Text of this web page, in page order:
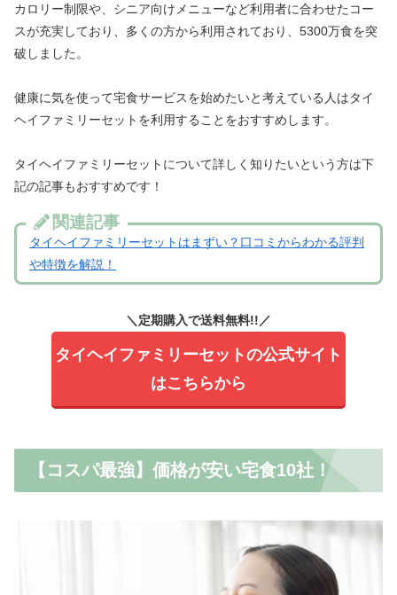
カロリー制限や、シニア向けメニューなど利用者に合わせたコー
スが充実しており、多くの方から利用されており、5300万食を突
破しました。
健康に気を使って宅食サービスを始めたいと考えている人はタイ
ヘイファミリーセットを利用することをおすすめします。
タイヘイファミリーセットについて詳しく知りたいという方は下
記の記事もおすすめです！
関連記事
タイヘイファミリーセットはまずい？口コミからわかる評判
や特徴を解説！
＼定期購入で送料無料!!／
タイヘイファミリーセットの公式サイト
はこちらから
【コスパ最強】価格が安い宅食10社！